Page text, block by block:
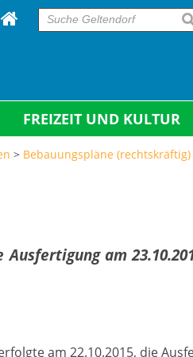
FREIZEIT UND KULTUR
> Bebauungspläne (rechtskräftig)
am
am 22.10.2015, die